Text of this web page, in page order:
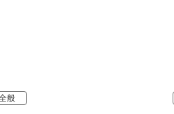
般